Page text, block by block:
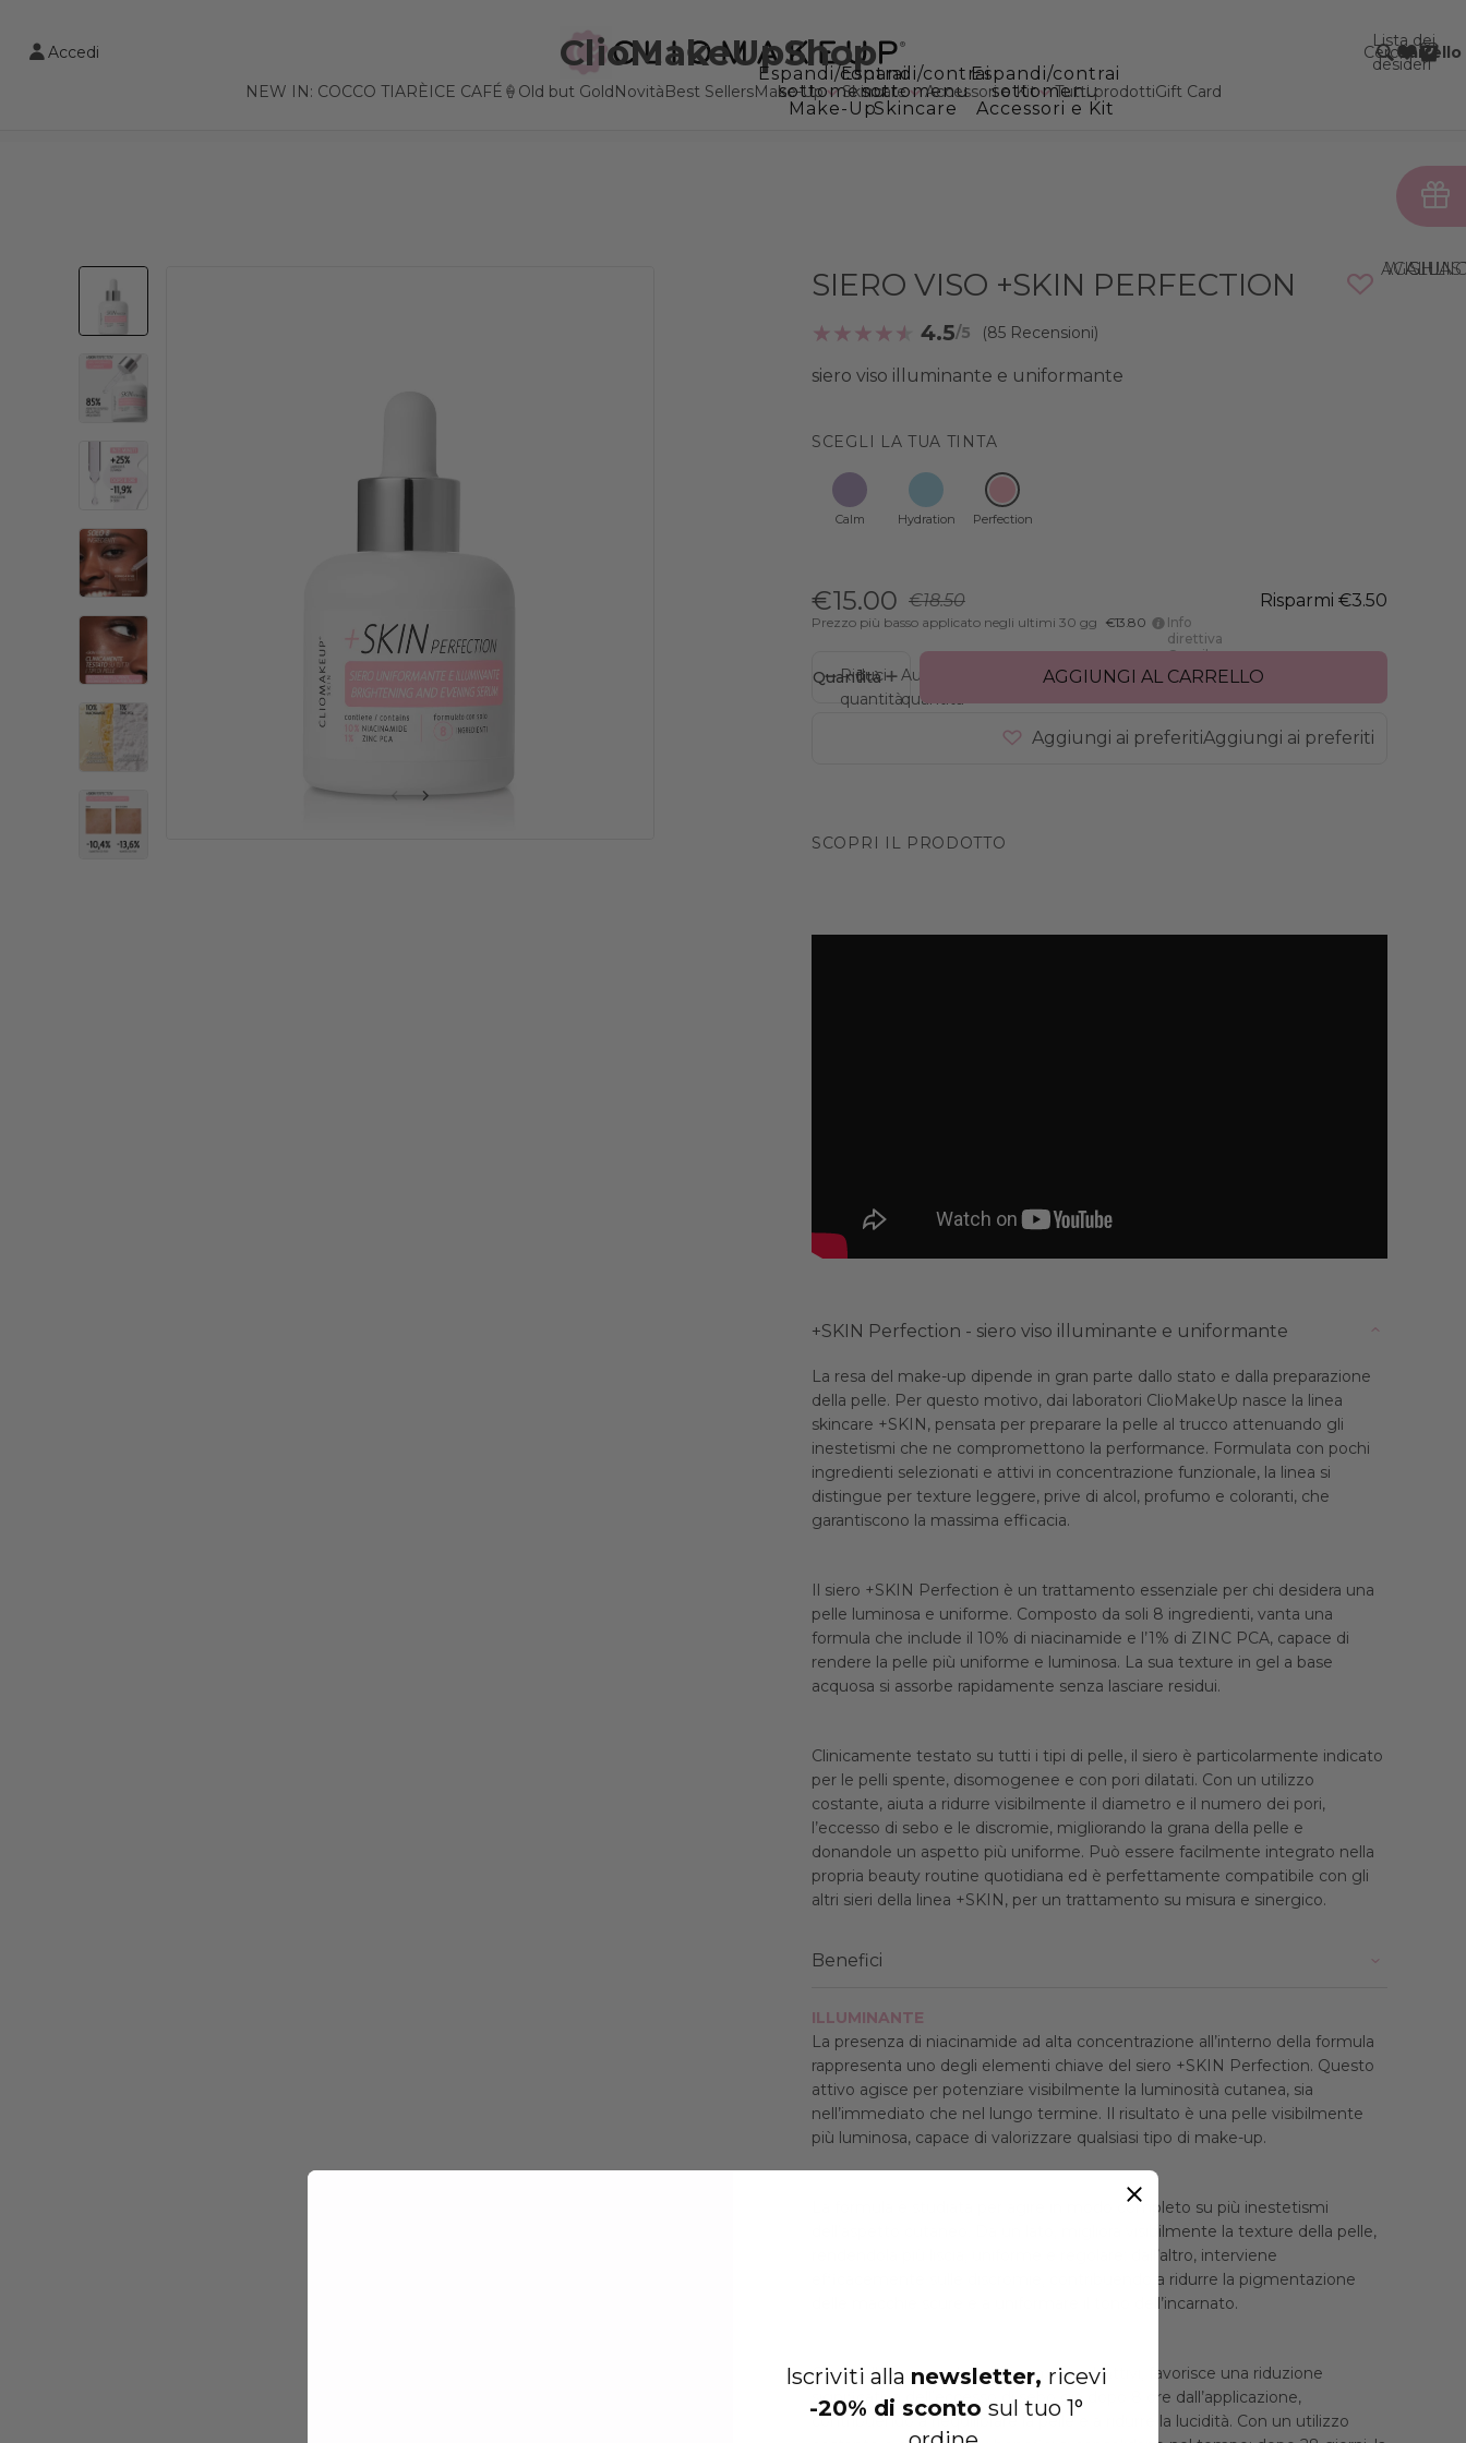
Accedi ClioMakeUpShop Cerca
Lista dei
desideri
Carrello
NEW IN: COCCO TIARÈICE CAFÉ🍦 Old but GoldNovitàBest SellersMake-Up
Espandi/contrai
sottomenu
Make-Up
Skincare
Espandi/contrai
sottomenu
Skincare
Accessori e Kit
Espandi/contrai
sottomenu
Accessori e Kit
Tutti prodottiGift Card
SIERO VISO +SKIN PERFECTION AGGIUNGI ALLA
4.5 (85 Recensioni)
siero viso illuminante e uniformante
SCEGLI LA TUA TINTA
Calm Hydration Perfection
€15.00 €18.50 Risparmi €3.50
Prezzo più basso applicato negli ultimi 30 gg €13.80
Info
direttiva
Omnibus
Riduci
quantità
Quantità
Aumenta
quantità
AGGIUNGI AL CARRELLO
Aggiungi ai preferitiAggiungi ai preferiti
SCOPRI IL PRODOTTO
+SKIN Perfection - siero viso illuminante e uniformante
La resa del make-up dipende in gran parte dallo stato e dalla preparazione
della pelle. Per questo motivo, dai laboratori ClioMakeUp nasce la linea
skincare +SKIN, pensata per preparare la pelle al trucco attenuando gli
inestetismi che ne compromettono la performance. Formulata con pochi
ingredienti selezionati e attivi in concentrazione funzionale, la linea si
distingue per texture leggere, prive di alcol, profumo e coloranti, che
garantiscono la massima efficacia.
Il siero +SKIN Perfection è un trattamento essenziale per chi desidera una
pelle luminosa e uniforme. Composto da soli 8 ingredienti, vanta una
formula che include il 10% di niacinamide e l’1% di ZINC PCA, capace di
rendere la pelle più uniforme e luminosa. La sua texture in gel a base
acquosa si assorbe rapidamente senza lasciare residui.
Clinicamente testato su tutti i tipi di pelle, il siero è particolarmente indicato
per le pelli spente, disomogenee e con pori dilatati. Con un utilizzo
costante, aiuta a ridurre visibilmente il diametro e il numero dei pori,
l’eccesso di sebo e le discromie, migliorando la grana della pelle e
donandole un aspetto più uniforme. Può essere facilmente integrato nella
propria beauty routine quotidiana ed è perfettamente compatibile con gli
altri sieri della linea +SKIN, per un trattamento su misura e sinergico.
Benefici
ILLUMINANTE
La presenza di niacinamide ad alta concentrazione all’interno della formula
rappresenta uno degli elementi chiave del siero +SKIN Perfection. Questo
attivo agisce per potenziare visibilmente la luminosità cutanea, sia
nell’immediato che nel lungo termine. Il risultato è una pelle visibilmente
più luminosa, capace di valorizzare qualsiasi tipo di make-up.
La formula è studiata per agire in modo completo su più inestetismi
dell’aspetto cutaneo. Da un lato, migliora visibilmente la texture della pelle,
rendendola più liscia, uniforme e regolare; dall’altro, interviene
efficacemente sulle discromie, contribuendo a ridurre la pigmentazione
delle macchie scure e a uniformare il tono dell’incarnato.
Grazie alla sua combinazione mirata di attivi, favorisce una riduzione
significativa dell’eccesso di sebo già dopo 8 ore dall’applicazione,
contribuendo a riequilibrare la pelle e a ridurre la lucidità. Con un utilizzo
Iscriviti alla newsletter, ricevi
-20% di sconto sul tuo 1°